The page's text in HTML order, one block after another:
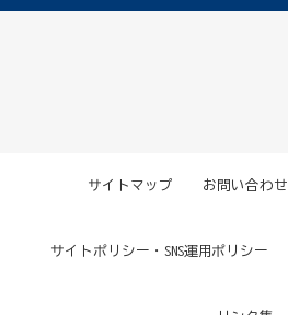
サイトマップ お問い合わせ
サイトポリシー・SNS運用ポリシー